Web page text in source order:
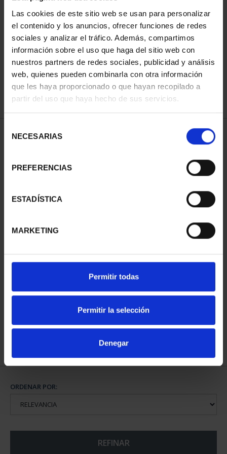
Las cookies de este sitio web se usan para personalizar
el contenido y los anuncios, ofrecer funciones de redes
sociales y analizar el tráfico. Además, compartimos
información sobre el uso que haga del sitio web con
nuestros partners de redes sociales, publicidad y análisis
web, quienes pueden combinarla con otra información
que les haya proporcionado o que hayan recopilado a
partir del uso que haya hecho de sus servicios.
NECESARIAS
PREFERENCIAS
ESTADÍSTICA
MARKETING
Permitir todas
Permitir la selección
Denegar
ORDENAR POR:
REFINAR
1 Productos encontrados
PROVINCIA COLECCION
COMPLET...
ORDENAR POR:
REFINAR